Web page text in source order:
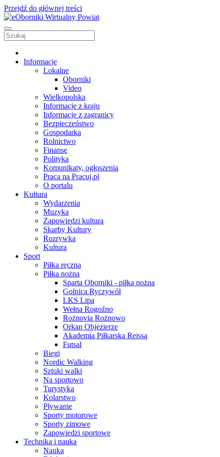
Przejdź do głównej treści
Informacje
Lokalne
Oborniki
Video
Wielkopolska
Informacje z kraju
Informacje z zagranicy
Bezpieczeństwo
Gospodarka
Rolnictwo
Finanse
Polityka
Komunikaty, ogłoszenia
Praca na Pracuj.pl
O portalu
Kultura
Wydarzenia
Muzyka
Zapowiedzi kultura
Skarby Kultury
Rozrywka
Kultura
Sport
Piłka ręczna
Piłka nożna
Sparta Oborniki - piłka nożna
Golnica Ryczywół
LKS Lipa
Wełna Rogoźno
Rożnovia Rożnowo
Orkan Objezierze
Akademia Piłkarska Reissa
Futsal
Biegi
Nordic Walking
Sztuki walki
Na sportowo
Turystyka
Kolarstwo
Pływanie
Sporty motorowe
Sporty zimowe
Zapowiedzi sportowe
Technika i nauka
Nauka